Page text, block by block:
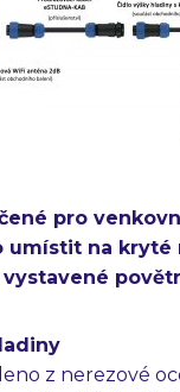
pro
umístit na kryté
z nerezové